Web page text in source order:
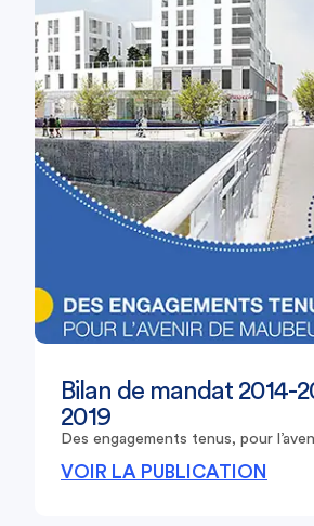
Bilan de mandat 2014-
2019
Des engagements tenus, pour
VOIR LA PUBLICATION